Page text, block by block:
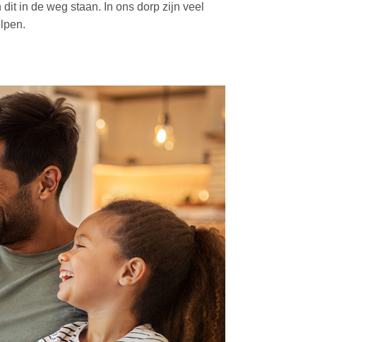
in de weg staan. In ons dorp zijn veel